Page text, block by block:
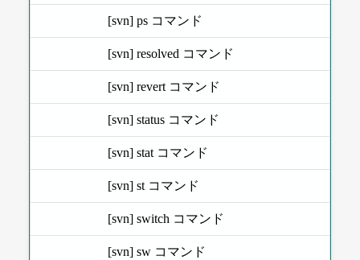
[svn] ps コマンド
[svn] resolved コマンド
[svn] revert コマンド
[svn] status コマンド
[svn] stat コマンド
[svn] st コマンド
[svn] switch コマンド
[svn] sw コマンド